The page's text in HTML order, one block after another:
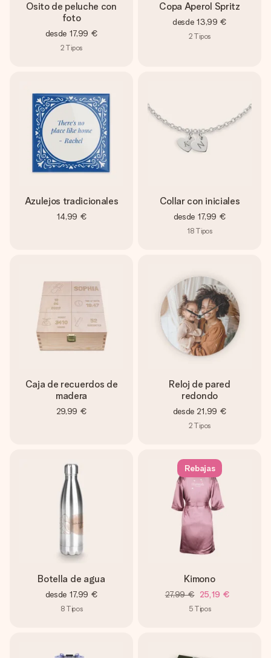
Osito de peluche con
foto
desde 17,99 €
2 Tipos
Copa Aperol Spritz
desde 13,99 €
2 Tipos
Azulejos tradicionales
14,99 €
Collar con iniciales
desde 17,99 €
18 Tipos
Caja de recuerdos de
madera
29,99 €
Reloj de pared
redondo
desde 21,99 €
2 Tipos
Botella de agua
desde 17,99 €
8 Tipos
Rebajas
Kimono
27,99 € 25,19 €
5 Tipos